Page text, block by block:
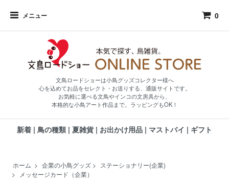
メニュー 0
文鳥ロードショーは小鳥グッズコレクター様へ
心を込めてお品をセレクト・お送りする、通販サイトです。
お気軽に選べる文鳥やインコの文房具から、
本格的な小鳥アート作品まで。ラッピングもOK！
新着 | 鳥の種類 | 夏雑貨 | お出かけ用品 | マストバイ | ギフト
ホーム > 企業の小鳥グッズ >
ステーショナリー(企業)
>
メッセージカード（企業）